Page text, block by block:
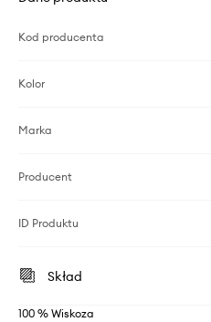
Kod producenta
Kolor
Marka
Producent
ID Produktu
Skład
100 % Wiskoza